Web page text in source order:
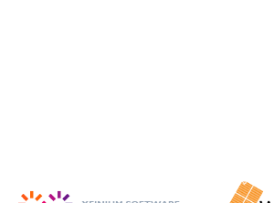
PowerPoint から HTML5 形式の e ラ